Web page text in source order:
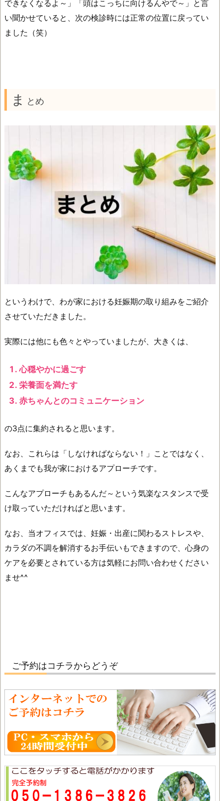
できなくなるよ～」「頭はこっちに向けるんやで～」と言
い聞かせていると、次の検診時には正常の位置に戻ってい
ました（笑）
ま とめ
というわけで、わが家における妊娠期の取り組みをご紹介
させていただきました。
実際には他にも色々とやっていましたが、大きくは、
心穏やかに過ごす
栄養面を満たす
赤ちゃんとのコミュニケーション
の3点に集約されると思います。
なお、これらは「しなければならない！」ことではなく、
あくまでも我が家におけるアプローチです。
こんなアプローチもあるんだ～という気楽なスタンスで受
け取っていただければと思います。
なお、当オフィスでは、妊娠・出産に関わるストレスや、
カラダの不調を解消するお手伝いもできますので、心身の
ケアを必要とされている方は気軽にお問い合わせください
ませ^^
ご予約はコチラからどうぞ